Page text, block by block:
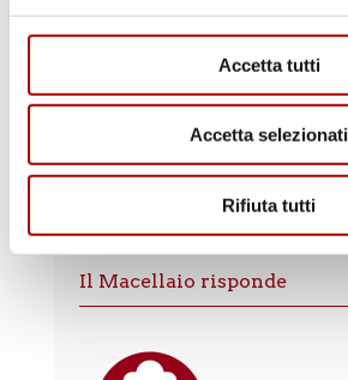
Accetta tutti
Accetta selezionati
Rifiuta tutti
Il Macellaio risponde